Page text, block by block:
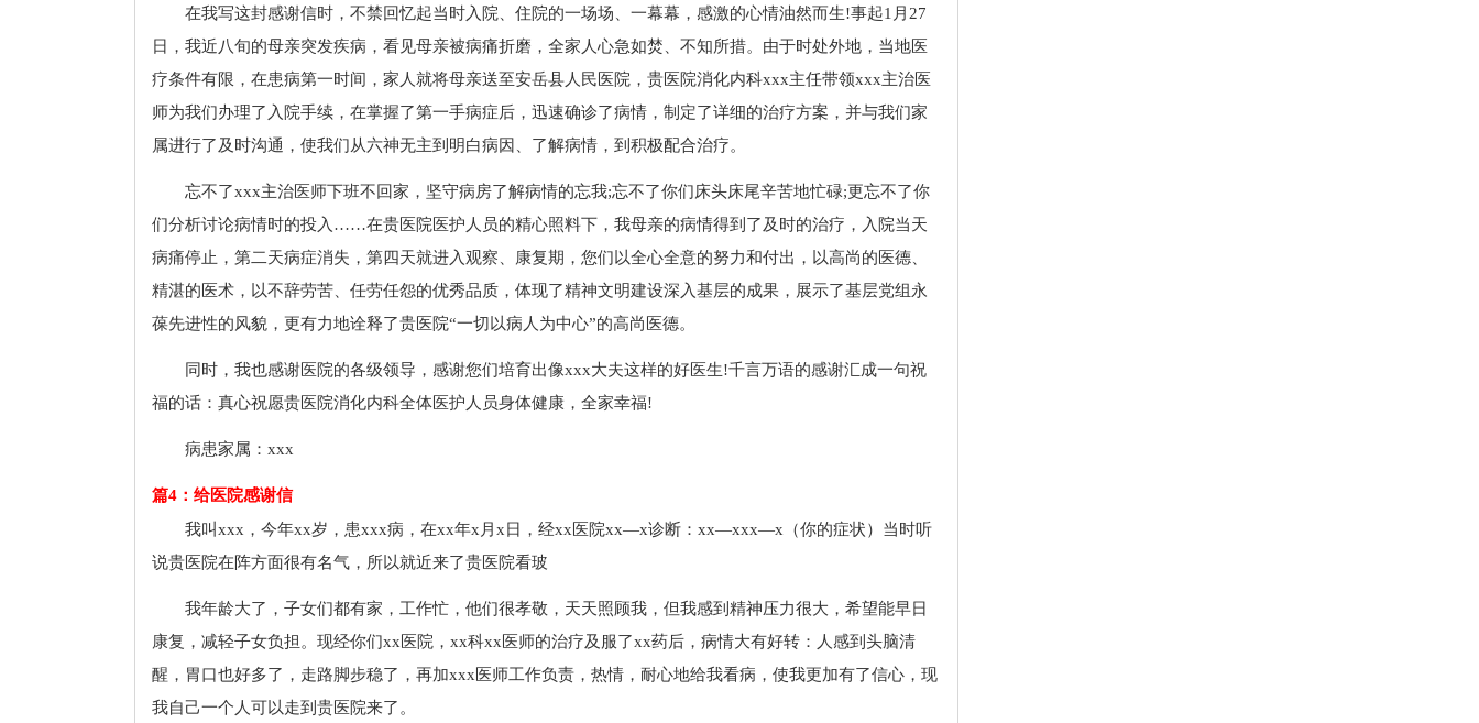
在我写这封感谢信时，不禁回忆起当时入院、住院的一场场、一幕幕，感激的心情油然而生!事起1月27
日，我近八旬的母亲突发疾病，看见母亲被病痛折磨，全家人心急如焚、不知所措。由于时处外地，当地医
疗条件有限，在患病第一时间，家人就将母亲送至安岳县人民医院，贵医院消化内科xxx主任带领xxx主治医
师为我们办理了入院手续，在掌握了第一手病症后，迅速确诊了病情，制定了详细的治疗方案，并与我们家
属进行了及时沟通，使我们从六神无主到明白病因、了解病情，到积极配合治疗。
忘不了xxx主治医师下班不回家，坚守病房了解病情的忘我;忘不了你们床头床尾辛苦地忙碌;更忘不了你
们分析讨论病情时的投入……在贵医院医护人员的精心照料下，我母亲的病情得到了及时的治疗，入院当天
病痛停止，第二天病症消失，第四天就进入观察、康复期，您们以全心全意的努力和付出，以高尚的医德、
精湛的医术，以不辞劳苦、任劳任怨的优秀品质，体现了精神文明建设深入基层的成果，展示了基层党组永
葆先进性的风貌，更有力地诠释了贵医院“一切以病人为中心”的高尚医德。
同时，我也感谢医院的各级领导，感谢您们培育出像xxx大夫这样的好医生!千言万语的感谢汇成一句祝
福的话：真心祝愿贵医院消化内科全体医护人员身体健康，全家幸福!
病患家属：xxx
篇4：给医院感谢信
我叫xxx，今年xx岁，患xxx病，在xx年x月x日，经xx医院xx—x诊断：xx—xxx—x（你的症状）当时听
说贵医院在阵方面很有名气，所以就近来了贵医院看玻
我年龄大了，子女们都有家，工作忙，他们很孝敬，天天照顾我，但我感到精神压力很大，希望能早日
康复，减轻子女负担。现经你们xx医院，xx科xx医师的治疗及服了xx药后，病情大有好转：人感到头脑清
醒，胃口也好多了，走路脚步稳了，再加xxx医师工作负责，热情，耐心地给我看病，使我更加有了信心，现
我自己一个人可以走到贵医院来了。